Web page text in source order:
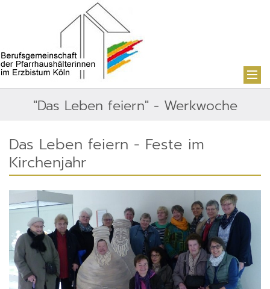
"Das Leben feiern" - Werkwoche
Das Leben feiern - Feste im
Kirchenjahr